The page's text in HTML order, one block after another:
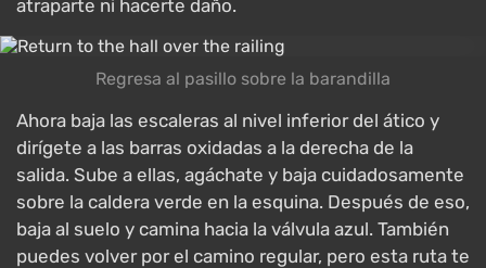
atraparte ni hacerte daño.
Regresa al pasillo sobre la barandilla
Ahora baja las escaleras al nivel inferior del ático y
dirígete a las barras oxidadas a la derecha de la
salida. Sube a ellas, agáchate y baja cuidadosamente
sobre la caldera verde en la esquina. Después de eso,
baja al suelo y camina hacia la válvula azul. También
puedes volver por el camino regular, pero esta ruta te